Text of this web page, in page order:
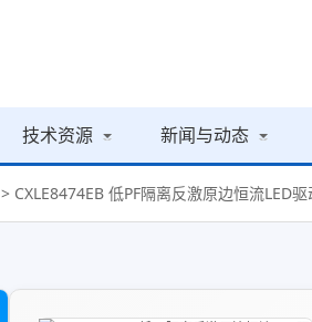
技术资源 新闻与动态
> CXLE8474EB 低PF隔离反激原边恒流LED